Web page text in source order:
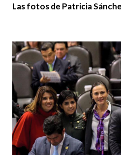
Las fotos de Patricia